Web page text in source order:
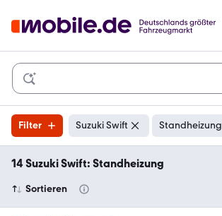
Filter Suzuki Swift Standheizung
14 Suzuki Swift: Standheizung
Sortieren